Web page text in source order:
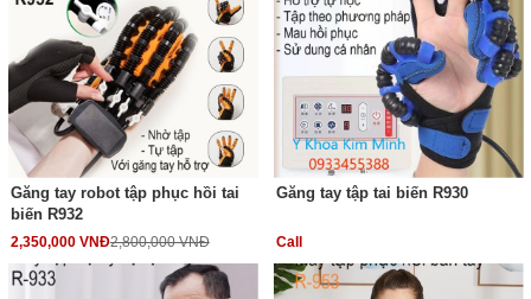
Găng tay robot tập phục hồi tai
biến R932
2,350,000 VNĐ2,800,000 VNĐ
Găng tay tập tai biến R930
Call